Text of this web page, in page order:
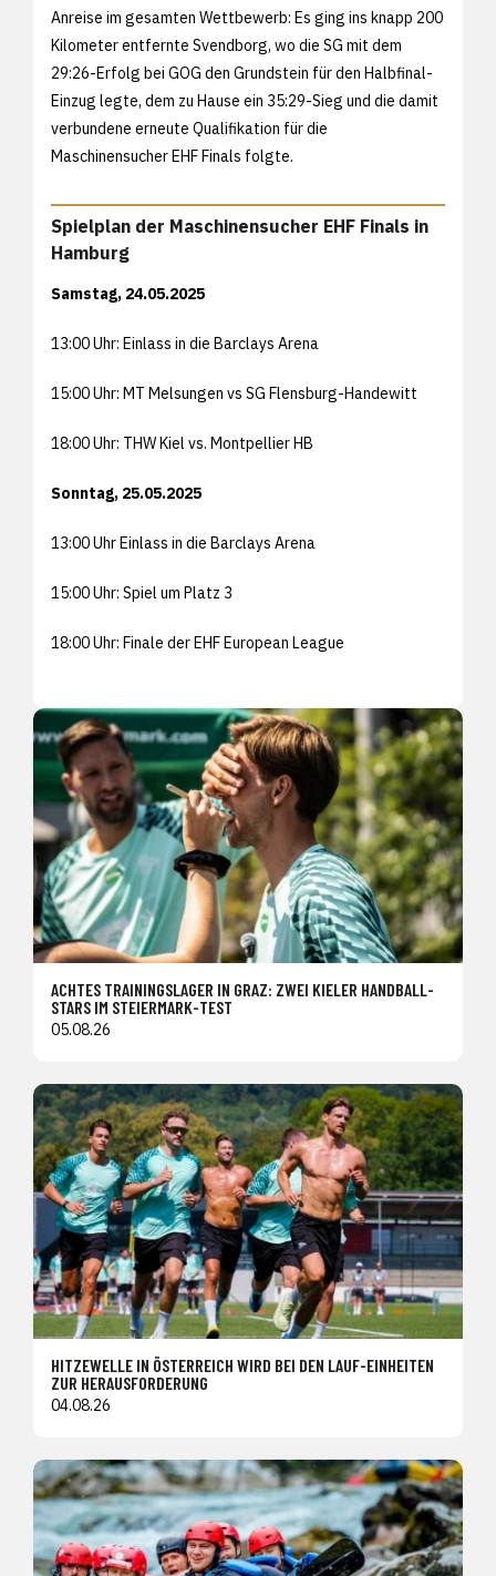
Anreise im gesamten Wettbewerb: Es ging ins knapp 200
Kilometer entfernte Svendborg, wo die SG mit dem
29:26-Erfolg bei GOG den Grundstein für den Halbfinal-
Einzug legte, dem zu Hause ein 35:29-Sieg und die damit
verbundene erneute Qualifikation für die
Maschinensucher EHF Finals folgte.
Spielplan der Maschinensucher EHF Finals in
Hamburg
Samstag, 24.05.2025
13:00 Uhr: Einlass in die Barclays Arena
15:00 Uhr: MT Melsungen vs SG Flensburg-Handewitt
18:00 Uhr: THW Kiel vs. Montpellier HB
Sonntag, 25.05.2025
13:00 Uhr Einlass in die Barclays Arena
15:00 Uhr: Spiel um Platz 3
18:00 Uhr: Finale der EHF European League
ACHTES TRAININGSLAGER IN GRAZ: ZWEI KIELER HANDBALL-
STARS IM STEIERMARK-TEST
05.08.26
HITZEWELLE IN ÖSTERREICH WIRD BEI DEN LAUF-EINHEITEN
ZUR HERAUSFORDERUNG
04.08.26